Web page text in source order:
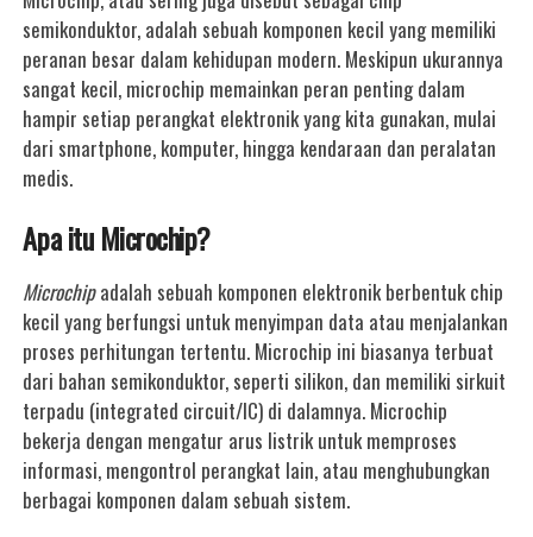
semikonduktor, adalah sebuah komponen kecil yang memiliki
peranan besar dalam kehidupan modern. Meskipun ukurannya
sangat kecil, microchip memainkan peran penting dalam
hampir setiap perangkat elektronik yang kita gunakan, mulai
dari smartphone, komputer, hingga kendaraan dan peralatan
medis.
Apa itu Microchip?
Microchipadalah sebuah komponen elektronik berbentuk chip
kecil yang berfungsi untuk menyimpan data atau menjalankan
proses perhitungan tertentu. Microchip ini biasanya terbuat
dari bahan semikonduktor, seperti silikon, dan memiliki sirkuit
terpadu (integrated circuit/IC) di dalamnya. Microchip
bekerja dengan mengatur arus listrik untuk memproses
informasi, mengontrol perangkat lain, atau menghubungkan
berbagai komponen dalam sebuah sistem.